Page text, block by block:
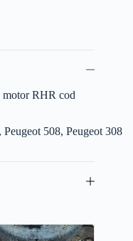
motor RHR cod
508, Peugeot 308